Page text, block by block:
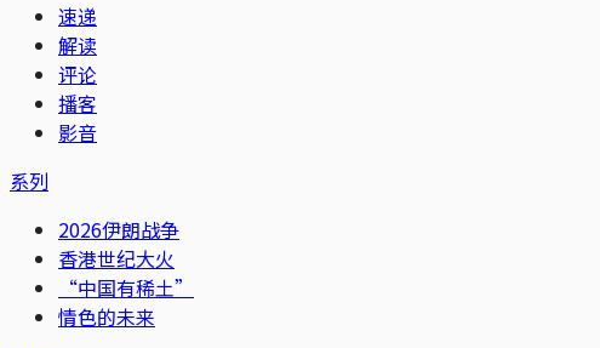
速递
解读
评论
播客
影音
系列
2026伊朗战争
香港世纪大火
“中国有稀土”
情色的未来